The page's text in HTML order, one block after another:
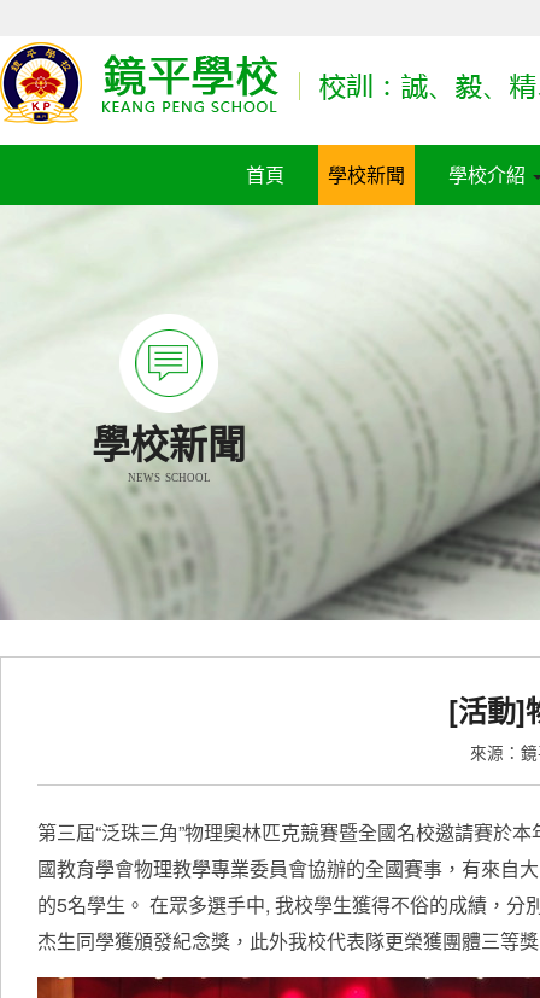
首頁 學校新聞 學校介紹
學校新聞
NEWS SCHOOL
[活動]
來源：
第三屆“泛珠三角”物理奧林匹克競賽暨全國名校邀請賽於
國教育學會物理教學專業委員會協辦的全國賽事，有來自
的5名學生。 在眾多選手中, 我校學生獲得不俗的成績，
杰生同學獲頒發紀念獎，此外我校代表隊更榮獲團體三等